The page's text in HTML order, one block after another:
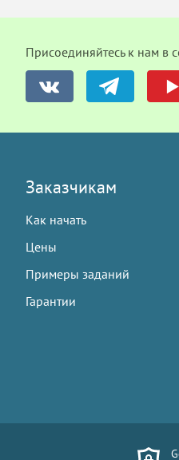
Присоединяйтесь к нам в
Заказчикам
Как начать
Цены
Примеры заданий
Гарантии